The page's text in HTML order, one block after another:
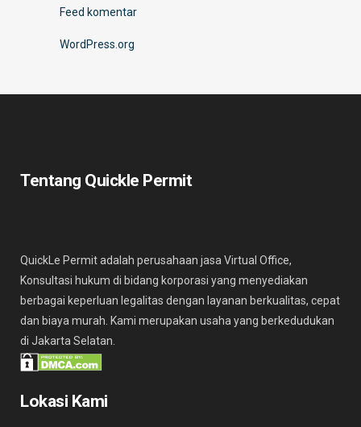
Feed komentar
WordPress.org
Tentang Quickle Permit
QuickLe Permit adalah perusahaan jasa Virtual Office,
Konsultasi hukum di bidang korporasi yang menyediakan
berbagai keperluan legalitas dengan layanan berkualitas, cepat
dan biaya murah. Kami merupakan usaha yang berkedudukan
di Jakarta Selatan.
Lokasi Kami